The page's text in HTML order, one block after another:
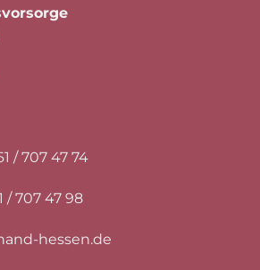
/ 707 47 74
/ 707 47 98
hessen.de